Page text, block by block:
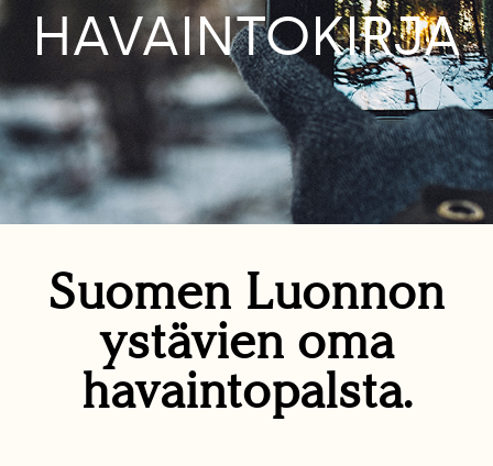
HAVAINTOKIRJA
Suomen Luonnon
ystävien oma
havaintopalsta.